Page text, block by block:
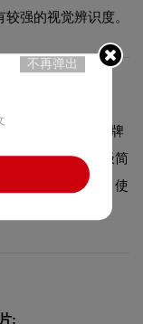
强的视觉辨识度。
，字体造型与品牌
，彰显了品牌的极简
都经过精心考量，使
的品牌调性。
:
不再弹出